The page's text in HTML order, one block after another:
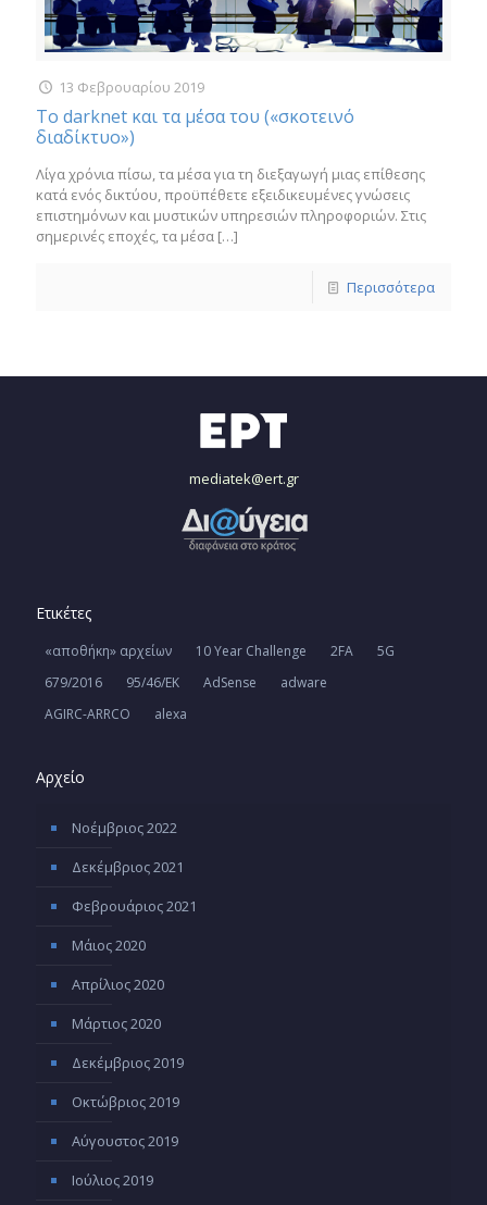
13 Φεβρουαρίου 2019
Το darknet και τα μέσα του («σκοτεινό
διαδίκτυο»)
Λίγα χρόνια πίσω, τα μέσα για τη διεξαγωγή μιας επίθεσης
κατά ενός δικτύου, προϋπέθετε εξειδικευμένες γνώσεις
επιστημόνων και μυστικών υπηρεσιών πληροφοριών. Στις
σημερινές εποχές, τα μέσα […]
Περισσότερα
mediatek@ert.gr
Ετικέτες
«αποθήκη» αρχείων 10 Year Challenge 2FA
5G
679/2016
95/46/ΕΚ AdSense
adware
AGIRC-ARRCO
alexa
Αρχείο
Νοέμβριος 2022
Δεκέμβριος 2021
Φεβρουάριος 2021
Μάιος 2020
Απρίλιος 2020
Μάρτιος 2020
Δεκέμβριος 2019
Οκτώβριος 2019
Αύγουστος 2019
Ιούλιος 2019